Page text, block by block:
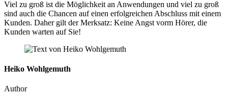
Viel zu groß ist die Möglichkeit an Anwendungen und viel zu groß
sind auch die Chancen auf einen erfolgreichen Abschluss mit einem
Kunden. Daher gilt der Merksatz: Keine Angst vorm Hörer, die
Kunden warten auf Sie!
Heiko Wohlgemuth
Author